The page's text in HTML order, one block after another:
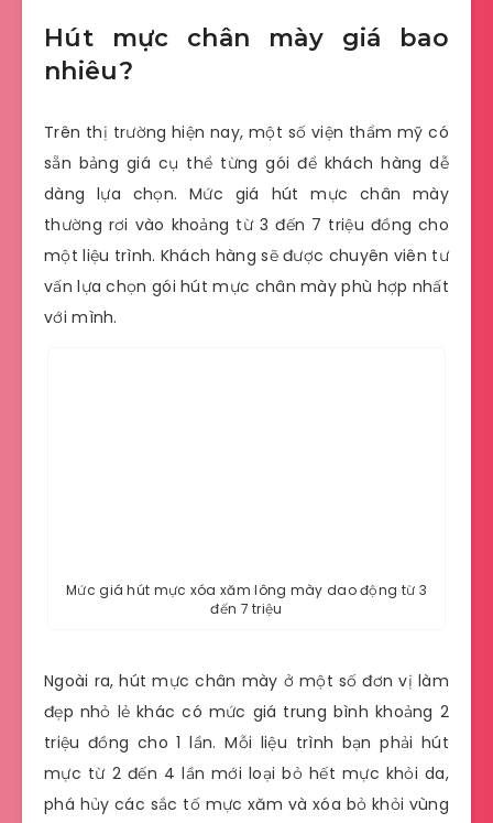
Hút mực chân mày giá bao
nhiêu?
Trên thị trường hiện nay, một số viện thẩm mỹ có
sẵn bảng giá cụ thể từng gói để khách hàng dễ
dàng lựa chọn. Mức giá hút mực chân mày
thường rơi vào khoảng từ 3 đến 7 triệu đồng cho
một liệu trình. Khách hàng sẽ được chuyên viên tư
vấn lựa chọn gói hút mực chân mày phù hợp nhất
với mình.
Mức giá hút mực xóa xăm lông mày dao động từ 3
đến 7 triệu
Ngoài ra, hút mực chân mày ở một số đơn vị làm
đẹp nhỏ lẻ khác có mức giá trung bình khoảng 2
triệu đồng cho 1 lần. Mỗi liệu trình bạn phải hút
mực từ 2 đến 4 lần mới loại bỏ hết mực khỏi da,
phá hủy các sắc tố mực xăm và xóa bỏ khỏi vùng